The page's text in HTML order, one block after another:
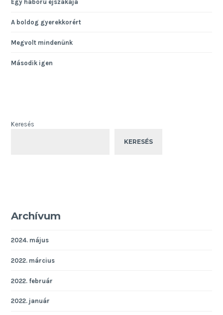
Egy háború éjszakája
A boldog gyerekkorért
Megvolt mindenünk
Második igen
Keresés
KERESÉS
Archívum
2024. május
2022. március
2022. február
2022. január